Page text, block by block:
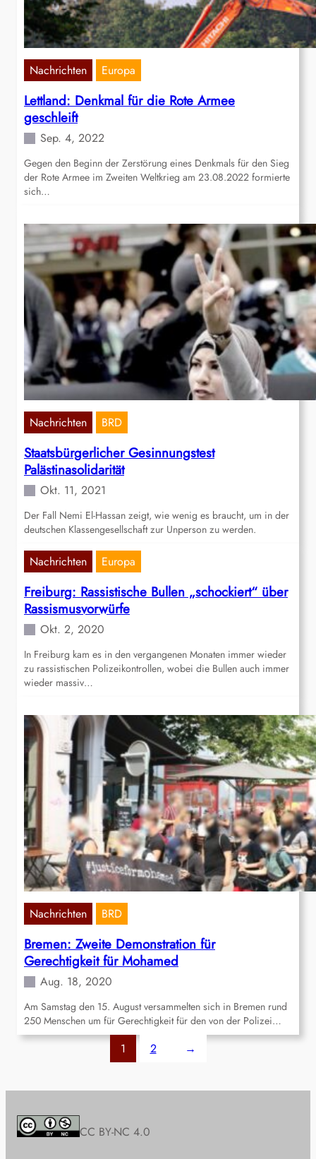
Nachrichten Europa
Lettland: Denkmal für die Rote Armee
geschleift
Sep. 4, 2022
Gegen den Beginn der Zerstörung eines Denkmals für den Sieg
der Rote Armee im Zweiten Weltkrieg am 23.08.2022 formierte
sich…
Nachrichten BRD
Staatsbürgerlicher Gesinnungstest
Palästinasolidarität
Okt. 11, 2021
Der Fall Nemi El-Hassan zeigt, wie wenig es braucht, um in der
deutschen Klassengesellschaft zur Unperson zu werden.
Nachrichten Europa
Freiburg: Rassistische Bullen „schockiert“ über
Rassismusvorwürfe
Okt. 2, 2020
In Freiburg kam es in den vergangenen Monaten immer wieder
zu rassistischen Polizeikontrollen, wobei die Bullen auch immer
wieder massiv…
Nachrichten BRD
Bremen: Zweite Demonstration für
Gerechtigkeit für Mohamed
Aug. 18, 2020
Am Samstag den 15. August versammelten sich in Bremen rund
250 Menschen um für Gerechtigkeit für den von der Polizei…
1 2 →
CC BY-NC 4.0